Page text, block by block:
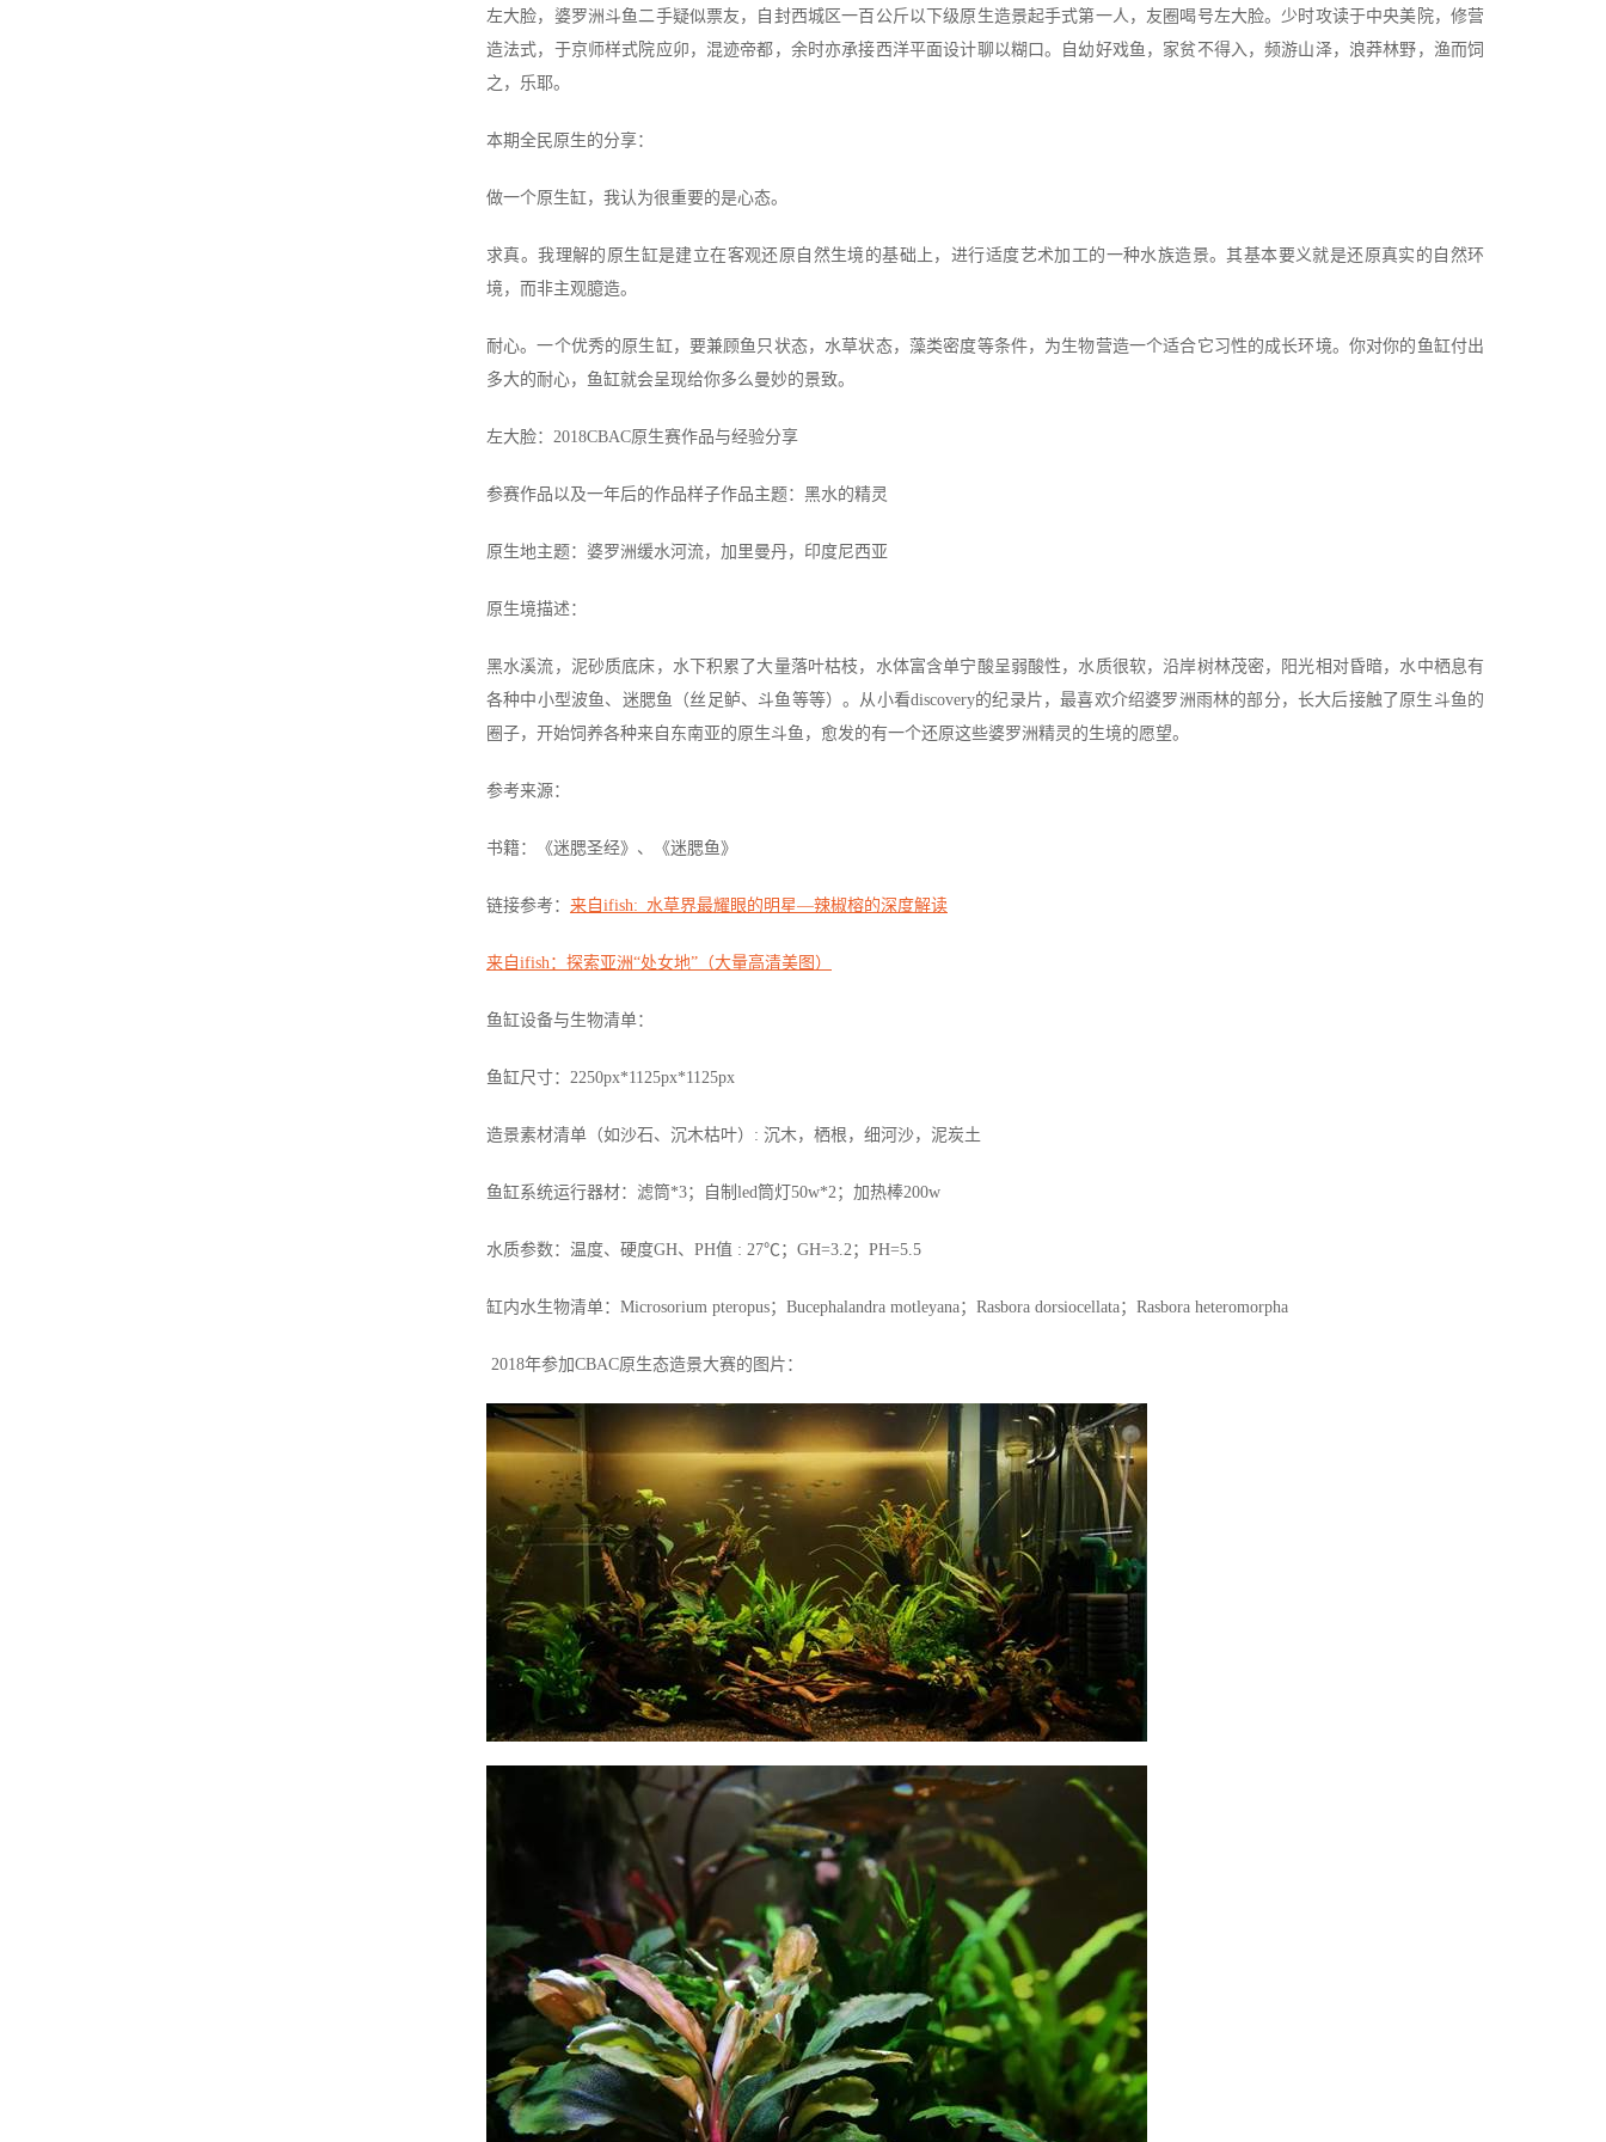
左大脸，婆罗洲斗鱼二手疑似票友，自封西城区一百公斤以下级原生造景起手式第一人，友圈喝号左大脸。少时攻读于中央美院，修营
造法式，于京师样式院应卯，混迹帝都，余时亦承接西洋平面设计聊以糊口。自幼好戏鱼，家贫不得入，频游山泽，浪莽林野，渔而饲
之，乐耶。
本期全民原生的分享：
做一个原生缸，我认为很重要的是心态。
求真。我理解的原生缸是建立在客观还原自然生境的基础上，进行适度艺术加工的一种水族造景。其基本要义就是还原真实的自然环
境，而非主观臆造。
耐心。一个优秀的原生缸，要兼顾鱼只状态，水草状态，藻类密度等条件，为生物营造一个适合它习性的成长环境。你对你的鱼缸付出
多大的耐心，鱼缸就会呈现给你多么曼妙的景致。
左大脸：2018CBAC原生赛作品与经验分享
参赛作品以及一年后的作品样子作品主题：黑水的精灵
原生地主题：婆罗洲缓水河流，加里曼丹，印度尼西亚
原生境描述：
黑水溪流，泥砂质底床，水下积累了大量落叶枯枝，水体富含单宁酸呈弱酸性，水质很软，沿岸树林茂密，阳光相对昏暗，水中栖息有
各种中小型波鱼、迷腮鱼（丝足鲈、斗鱼等等）。从小看discovery的纪录片，最喜欢介绍婆罗洲雨林的部分，长大后接触了原生斗鱼的
圈子，开始饲养各种来自东南亚的原生斗鱼，愈发的有一个还原这些婆罗洲精灵的生境的愿望。
参考来源：
书籍：《迷腮圣经》、《迷腮鱼》
链接参考： 来自ifish: 水草界最耀眼的明星—辣椒榕的深度解读
来自ifish：探索亚洲“处女地”（大量高清美图）
鱼缸设备与生物清单：
鱼缸尺寸：2250px*1125px*1125px
造景素材清单（如沙石、沉木枯叶）: 沉木，栖根，细河沙，泥炭土
鱼缸系统运行器材：滤筒*3；自制led筒灯50w*2；加热棒200w
水质参数：温度、硬度GH、PH值 : 27℃；GH=3.2；PH=5.5
缸内水生物清单：Microsorium pteropus；Bucephalandra motleyana；Rasbora dorsiocellata；Rasbora heteromorpha
2018年参加CBAC原生态造景大赛的图片：